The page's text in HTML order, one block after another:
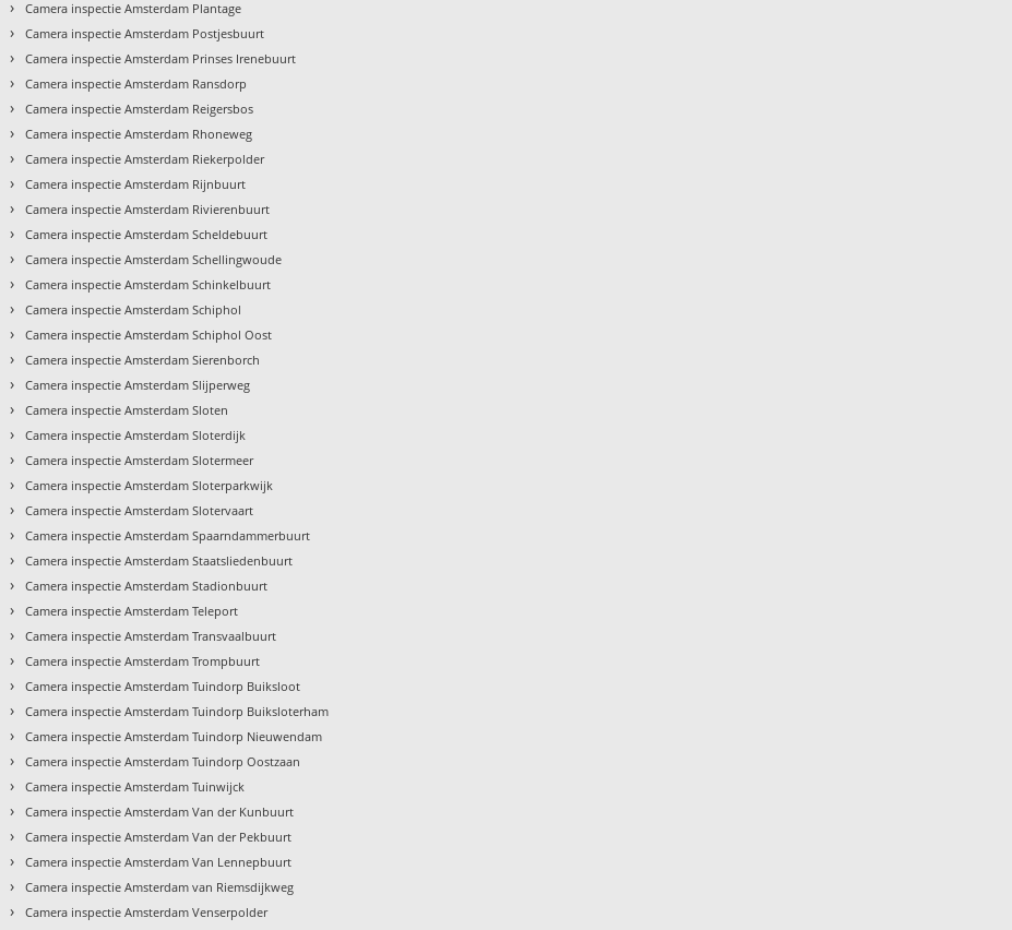
› Camera inspectie Amsterdam Plantage
› Camera inspectie Amsterdam Postjesbuurt
› Camera inspectie Amsterdam Prinses Irenebuurt
› Camera inspectie Amsterdam Ransdorp
› Camera inspectie Amsterdam Reigersbos
› Camera inspectie Amsterdam Rhoneweg
› Camera inspectie Amsterdam Riekerpolder
› Camera inspectie Amsterdam Rijnbuurt
› Camera inspectie Amsterdam Rivierenbuurt
› Camera inspectie Amsterdam Scheldebuurt
› Camera inspectie Amsterdam Schellingwoude
› Camera inspectie Amsterdam Schinkelbuurt
› Camera inspectie Amsterdam Schiphol
› Camera inspectie Amsterdam Schiphol Oost
› Camera inspectie Amsterdam Sierenborch
› Camera inspectie Amsterdam Slijperweg
› Camera inspectie Amsterdam Sloten
› Camera inspectie Amsterdam Sloterdijk
› Camera inspectie Amsterdam Slotermeer
› Camera inspectie Amsterdam Sloterparkwijk
› Camera inspectie Amsterdam Slotervaart
› Camera inspectie Amsterdam Spaarndammerbuurt
› Camera inspectie Amsterdam Staatsliedenbuurt
› Camera inspectie Amsterdam Stadionbuurt
› Camera inspectie Amsterdam Teleport
› Camera inspectie Amsterdam Transvaalbuurt
› Camera inspectie Amsterdam Trompbuurt
› Camera inspectie Amsterdam Tuindorp Buiksloot
› Camera inspectie Amsterdam Tuindorp Buiksloterham
› Camera inspectie Amsterdam Tuindorp Nieuwendam
› Camera inspectie Amsterdam Tuindorp Oostzaan
› Camera inspectie Amsterdam Tuinwijck
› Camera inspectie Amsterdam Van der Kunbuurt
› Camera inspectie Amsterdam Van der Pekbuurt
› Camera inspectie Amsterdam Van Lennepbuurt
› Camera inspectie Amsterdam van Riemsdijkweg
› Camera inspectie Amsterdam Venserpolder